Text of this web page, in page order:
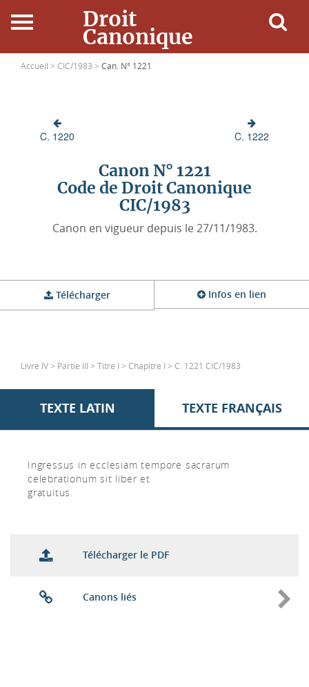
Droit
Canonique
Accueil
Ressources
Accueil > CIC/1983 > Can. N° 1221
C. 1220 C. 1222
Canon N° 1221
Code de Droit Canonique
CIC/1983
Canon en vigueur depuis le 27/11/1983.
Télécharger Infos en lien
Livre IV > Partie III > Titre I > Chapitre I > C. 1221 CIC/1983
TEXTE LATIN TEXTE FRANÇAIS
Ingressus in ecclesiam tempore sacrarum
celebrationum sit liber et
gratuitus.
Télécharger le PDF
Canons liés